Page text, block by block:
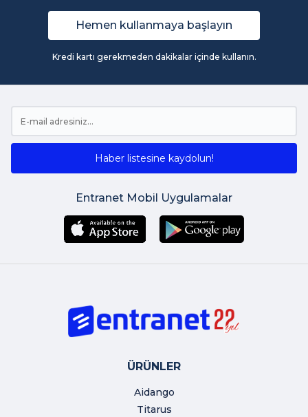
Hemen kullanmaya başlayın
Kredi kartı gerekmeden dakikalar içinde kullanın.
Haber listesine kaydolun!
Entranet Mobil Uygulamalar
ÜRÜNLER
Aidango
Titarus